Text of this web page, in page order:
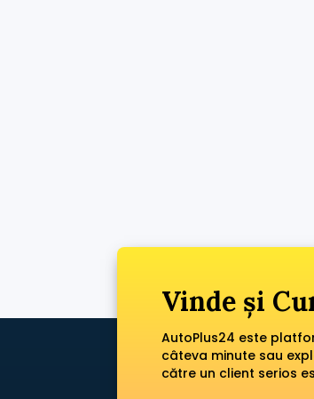
Vinde și
AutoPlus24 este
câteva minute sau
către un client serios